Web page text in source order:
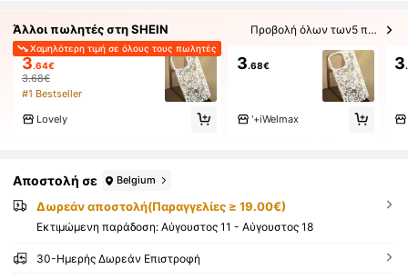
Άλλοι πωλητές στη SHEIN Προβολή όλων των5 πωλητών
Χαμηλότερη τιμή σε όλους τους πωλητές
3.64€
3.68€
#1 Bestseller
Lovely
3.68€
'+iWelmax
3
Αποστολή σε Belgium
Δωρεάν αποστολή(Παραγγελίες ≥ 19.00€)
Εκτιμώμενη παράδοση: Αύγουστος 11 - Αύγουστος 18
30-Ημερής Δωρεάν Επιστροφή